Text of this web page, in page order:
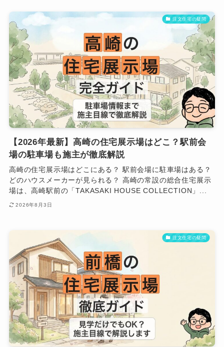
注文住宅の疑問
【2026年最新】高崎の住宅展示場はどこ？駅前会
場の駐車場も施主が徹底解説
高崎の住宅展示場はどこにある？ 駅前会場に駐車場はある？
どのハウスメーカーが見られる？ 高崎の常設の総合住宅展示
場は、高崎駅前の「TAKASAKI HOUSE COLLECTION」...
2026年8月3日
注文住宅の疑問